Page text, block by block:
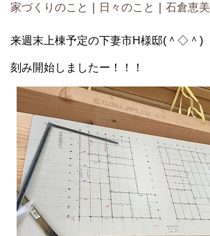
家づくりのこと
日々のこと 石倉恵美
来週末上棟予定の下妻市H様邸(＾◇＾)
刻み開始しましたー！！！